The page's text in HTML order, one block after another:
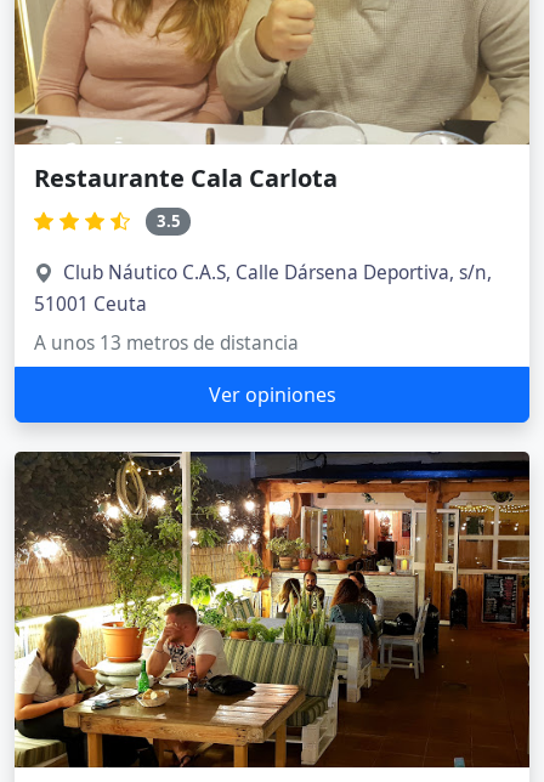
Restaurante Cala Carlota
3.5
Club Náutico C.A.S, Calle Dársena Deportiva, s/n,
51001 Ceuta
A unos 13 metros de distancia
Ver opiniones